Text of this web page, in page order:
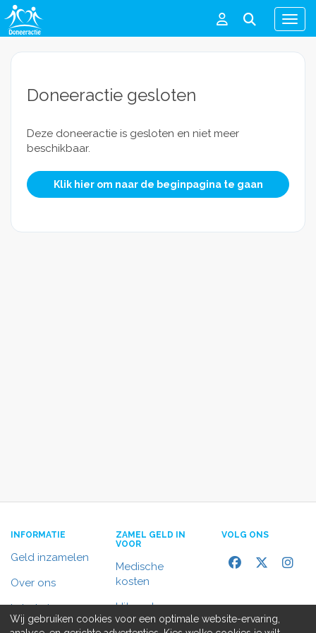
Menu
Doneeractie gesloten
Deze doneeractie is gesloten en niet meer
beschikbaar.
Klik hier om naar de beginpagina te gaan
INFORMATIE
Geld inzamelen
Over ons
In het nieuws
ZAMEL GELD IN
VOOR
Medische
kosten
Uitvaart
VOLG ONS
Wij gebruiken cookies voor een optimale website-ervaring,